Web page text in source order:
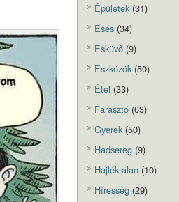
Épületek(31)
Esés (34)
Esküvő (9)
Eszközök(50)
Étel (33)
Fárasztó (63)
Gyerek(50)
Hadsereg (9)
Hajléktalan (10)
Híresség (29)